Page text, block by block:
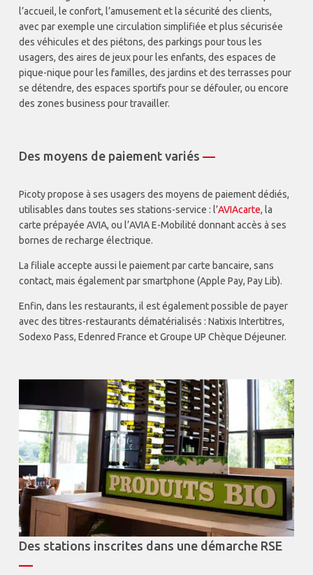
l’accueil, le confort, l’amusement et la sécurité des clients,
avec par exemple une circulation simplifiée et plus sécurisée
des véhicules et des piétons, des parkings pour tous les
usagers, des aires de jeux pour les enfants, des espaces de
pique-nique pour les familles, des jardins et des terrasses pour
se détendre, des espaces sportifs pour se défouler, ou encore
des zones business pour travailler.
Des moyens de paiement variés—
Picoty propose à ses usagers des moyens de paiement dédiés,
utilisables dans toutes ses stations-service : l’AVIAcarte, la
carte prépayée AVIA, ou l’AVIA E-Mobilité donnant accès à ses
bornes de recharge électrique.
La filiale accepte aussi le paiement par carte bancaire, sans
contact, mais également par smartphone (Apple Pay, Pay Lib).
Enfin, dans les restaurants, il est également possible de payer
avec des titres-restaurants dématérialisés : Natixis Intertitres,
Sodexo Pass, Edenred France et Groupe UP Chèque Déjeuner.
Des stations inscrites dans une démarche RSE
—